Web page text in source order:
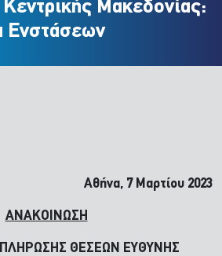
Μακεδονίας:
Ενστάσεων
Αθήνα, 7 Μαρτίου 2023
ΑΝΑΚΟΙΝΩΣΗ
ΘΕΣΕΩΝ ΕΥΘΥΝΗΣ